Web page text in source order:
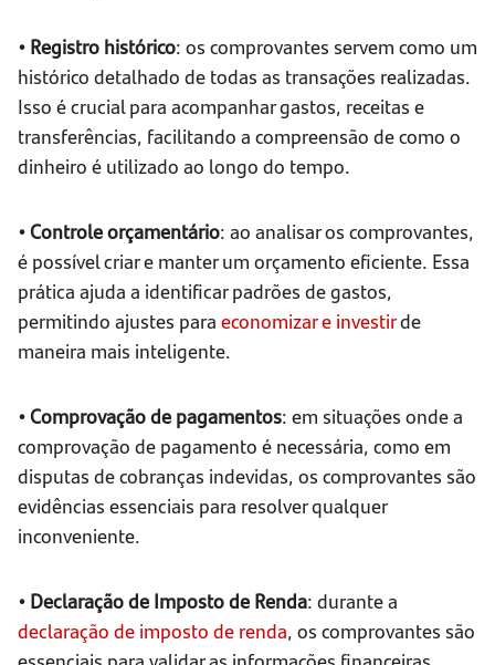
• Registro histórico: os comprovantes servem como um
histórico detalhado de todas as transações realizadas.
Isso é crucial para acompanhar gastos, receitas e
transferências, facilitando a compreensão de como o
dinheiro é utilizado ao longo do tempo.
• Controle orçamentário: ao analisar os comprovantes,
é possível criar e manter um orçamento eficiente. Essa
prática ajuda a identificar padrões de gastos,
permitindo ajustes para economizar e investirde
maneira mais inteligente.
• Comprovação de pagamentos: em situações onde a
comprovação de pagamento é necessária, como em
disputas de cobranças indevidas, os comprovantes são
evidências essenciais para resolver qualquer
inconveniente.
• Declaração de Imposto de Renda: durante a
declaração de imposto de renda, os comprovantes são